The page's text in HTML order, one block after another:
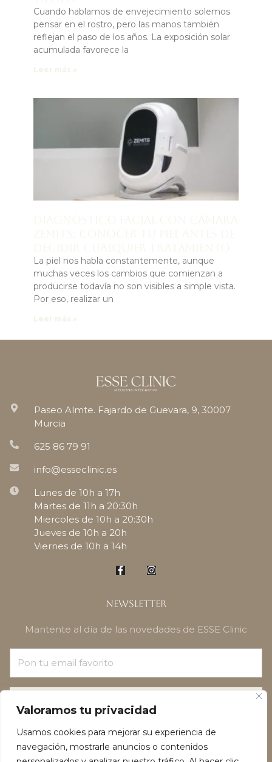
Valoramos tu privacidad
Usamos cookies para mejorar su experiencia de
navegación, mostrarle anuncios o contenidos
Cuando hablamos de envejecimiento solemos
pensar en el rostro, pero las manos también
reflejan el paso de los años. La exposición solar
acumulada favorece la
La piel nos habla constantemente, aunque
muchas veces los cambios que comienzan a
producirse todavía no son visibles a simple vista.
Por eso, realizar un
Paseo Almte. Fajardo de Guevara, 9, 30007
Murcia
625 86 79 91
info@esseclinic.es
Lunes de 10h a 17h
Martes de 11h a 20:30h
Miercoles de 10h a 20:30h
Jueves de 10h a 20h
Viernes de 10h a 14h
Newsletter
Mantente al día de las novedades de ESSE Clinic